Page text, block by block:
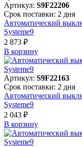
Артикул: S9F22206
Срок поставки: 2 дня
Автоматический
Systeme9
2 873 ₽
В корзинy
Артикул: S9F22163
Срок поставки: 2 дня
Автоматический
Systeme9
2 043 ₽
В корзинy